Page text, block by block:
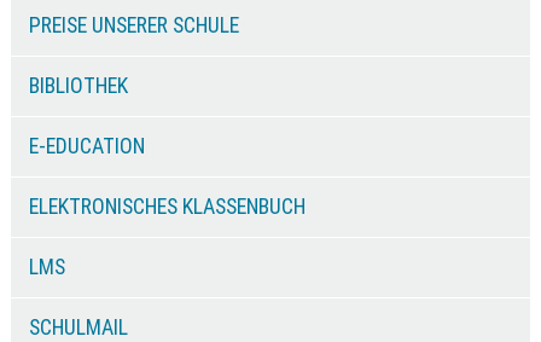
PREISE UNSERER SCHULE
BIBLIOTHEK
E-EDUCATION
ELEKTRONISCHES KLASSENBUCH
LMS
SCHULMAIL